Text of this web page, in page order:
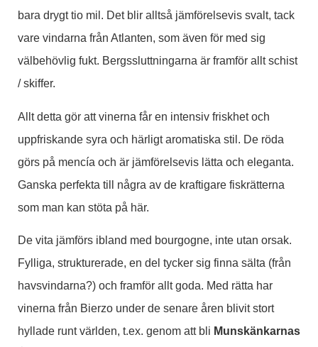
bara drygt tio mil. Det blir alltså jämförelsevis svalt, tack
vare vindarna från Atlanten, som även för med sig
välbehövlig fukt. Bergssluttningarna är framför allt schist
/ skiffer.
Allt detta gör att vinerna får en intensiv friskhet och
uppfriskande syra och härligt aromatiska stil. De röda
görs på mencía och är jämförelsevis lätta och eleganta.
Ganska perfekta till några av de kraftigare fiskrätterna
som man kan stöta på här.
De vita jämförs ibland med bourgogne, inte utan orsak.
Fylliga, strukturerade, en del tycker sig finna sälta (från
havsvindarna?) och framför allt goda. Med rätta har
vinerna från Bierzo under de senare åren blivit stort
hyllade runt världen, t.ex. genom att bli Munskänkarnas